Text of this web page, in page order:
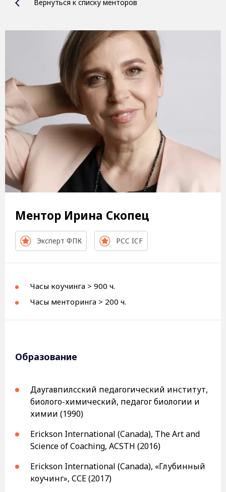
Вернуться к списку менторов
Ментор Ирина Скопец
Эксперт ФПК PCC ICF
Часы коучинга > 900 ч.
Часы менторинга > 200 ч.
Образование
Даугавпилсский педагогический институт,
биолого-химический, педагог биологии и
химии (1990)
Erickson International (Canada), The Art and
Science of Coaching, ACSTH (2016)
Erickson International (Canada), «Глубинный
коучинг», ССЕ (2017)